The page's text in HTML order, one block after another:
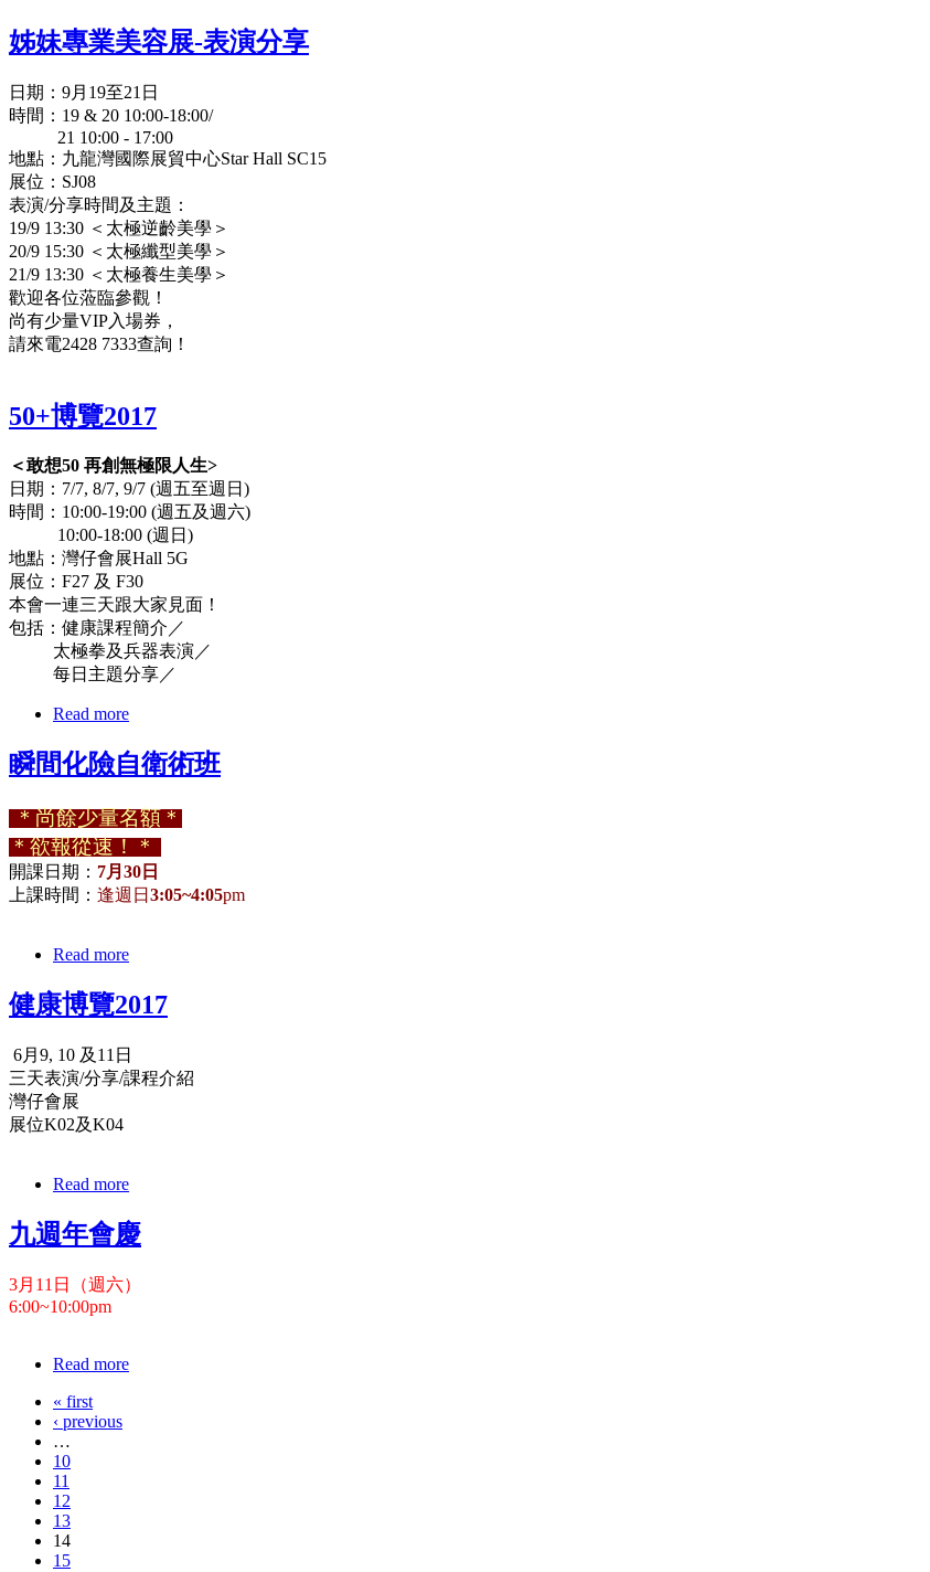
姊妹專業美容展-表演分享
日期：9月19至21日
時間：19 & 20 10:00-18:00/
21 10:00 - 17:00
地點：九龍灣國際展貿中心Star Hall SC15
展位：SJ08
表演/分享時間及主題：
19/9 13:30 ＜太極逆齡美學＞
20/9 15:30 ＜太極纖型美學＞
21/9 13:30 ＜太極養生美學＞
歡迎各位蒞臨參觀！
尚有少量VIP入場券，
請來電2428 7333查詢！
50+博覽2017
＜敢想50 再創無極限人生>
日期：7/7, 8/7, 9/7 (週五至週日)
時間：10:00-19:00 (週五及週六)
10:00-18:00 (週日)
地點：灣仔會展Hall 5G
展位：F27 及 F30
本會一連三天跟大家見面！
包括：健康課程簡介／
太極拳及兵器表演／
每日主題分享／
Read more
瞬間化險自衛術班
＊尚餘少量名額＊
＊欲報從速！＊
開課日期： 7月30日
上課時間： 逢週日 3:05~4:05pm
Read more
健康博覽2017
6月9, 10 及11日
三天表演/分享/課程介紹
灣仔會展
展位K02及K04
Read more
九週年會慶
3月11日（週六）
6:00~10:00pm
Read more
« first
‹ previous
…
10
11
12
13
14
15